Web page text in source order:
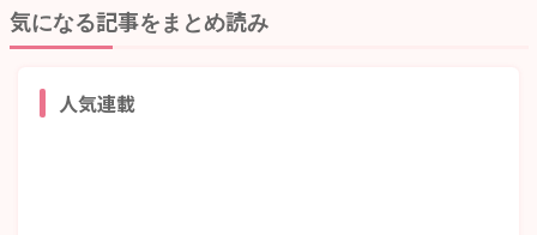
気になる記事をまとめ読み
人気連載